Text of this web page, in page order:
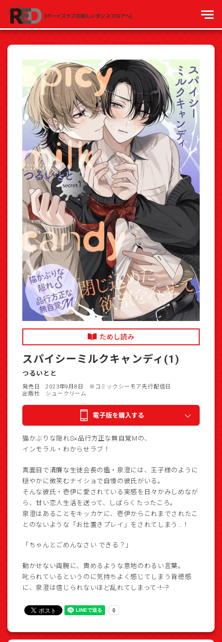
[ボーイズラブの新しいダンスフロアへ]
ためし読み
スパイシーミルクキャンディ(1)
つるいとと
発売日 2023年9月8日
※コミックシーモア先行配信日
出版社 シュークリーム
電子版を購入する
猫かぶりな隠れS×品行方正な無自覚Mの、
インモラル・わからせラブ！
真面目で清廉な生徒会長の鑑・泉澄には、王子様のように
穏やかに微笑むナイショで自慢の彼氏がいる。
そんな彼氏・壱伊に愛されている実感を日々かみしめなが
ら、甘い恋人生活を送って、しばらくたったころ。
泉澄はあることをキッカケに、壱伊からこれまでされたこ
とのないような「お仕置きプレイ」をされてしまう…！
「ちゃんとごめんなさい できる？」
動かせない両腕に、責めるような意地のわるい言葉。
叱られているというのに気持ちよく感じてしまう背徳感
に、泉澄は信じられないほど乱れてしまって――！？